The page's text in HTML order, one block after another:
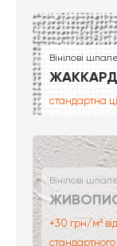
Вінілові
ЖАККАРД
стандартна
Вінілові
+30 грн/м² від
стандартного